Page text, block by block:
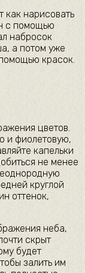
как нарисовать
с помощью
набросок
а потом уже
красок.​
цветов.
и фиолетовую,
капельки
не менее
круглой
оттенок,
неба,
скрыт
будет
залить им